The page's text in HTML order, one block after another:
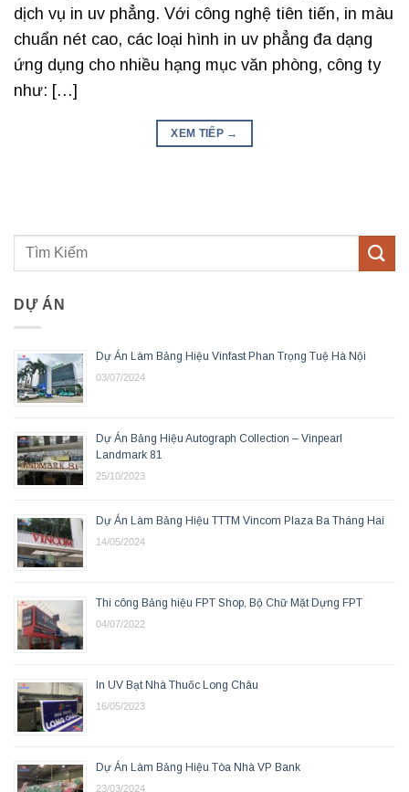
dịch vụ in uv phẳng. Với công nghệ tiên tiến, in màu
chuẩn nét cao, các loại hình in uv phẳng đa dạng
ứng dụng cho nhiều hạng mục văn phòng, công ty
như: […]
XEM TIẾP →
DỰ ÁN
Dự Án Làm Bảng Hiệu Vinfast Phan Trọng Tuệ Hà Nội
03/07/2024
Dự Án Bảng Hiệu Autograph Collection – Vinpearl
Landmark 81
25/10/2023
Dự Án Làm Bảng Hiệu TTTM Vincom Plaza Ba Tháng Hai
14/05/2024
Thi công Bảng hiệu FPT Shop, Bộ Chữ Mặt Dựng FPT
04/07/2022
In UV Bạt Nhà Thuốc Long Châu
16/05/2023
Dự Án Làm Bảng Hiệu Tòa Nhà VP Bank
23/03/2024